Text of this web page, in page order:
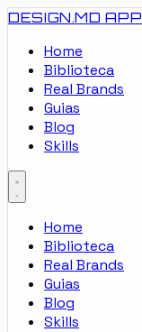
DESIGN.MD APP
Home
Biblioteca
Real Brands
Guias
Blog
Skills
Home
Biblioteca
Real Brands
Guias
Blog
Skills